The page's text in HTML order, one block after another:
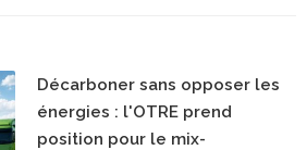
Décarboner sans opposer les
énergies : l'OTRE prend
position pour le mix-